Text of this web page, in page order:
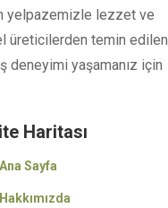
yelpazemizle lezzet ve
üreticilerden temin edilen
deneyimi yaşamanız için
Haritası
Ana Sayfa
Hakkımızda